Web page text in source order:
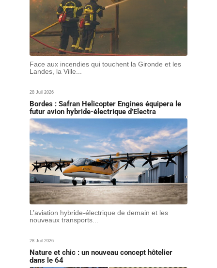
Face aux incendies qui touchent la Gironde et les
Landes, la Ville...
28 Juil 2026
Bordes : Safran Helicopter Engines équipera le
futur avion hybride-électrique d’Electra
L’aviation hybride-électrique de demain et les
nouveaux transports...
28 Juil 2026
Nature et chic : un nouveau concept hôtelier
dans le 64